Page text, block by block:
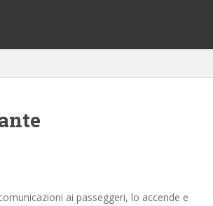
ai passeggeri, lo accende e